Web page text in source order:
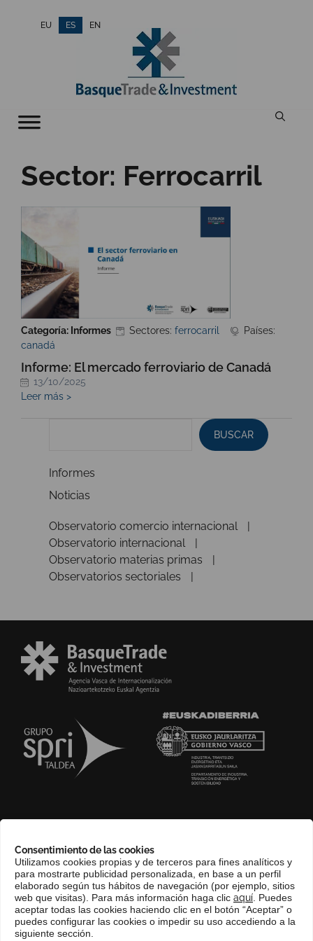
Consentimiento de las cookies
Utilizamos cookies propias y de terceros para fines analíticos y
para mostrarte publicidad personalizada, en base a un perfil
elaborado según tus hábitos de navegación (por ejemplo, sitios
web que visitas). Para más información haga clic aquí . Puedes
aceptar todas las cookies haciendo clic en el botón “Aceptar” o
puedes configurar las cookies o impedir su uso accediendo a la
siguiente sección.
EU ES EN
Sector: Ferrocarril
Categoría: Informes Sectores: ferrocarril
Países:
canadá
Informe: El mercado ferroviario de Canadá
13/10/2025
Leer más >
BUSCAR
Informes
Noticias
Observatorio comercio internacional
Observatorio internacional
Observatorio materias primas
Observatorios sectoriales
COMPLIANCE CHANNEL
CONTACTO
EUSKERA
PERFIL DEL CONTRATANTE